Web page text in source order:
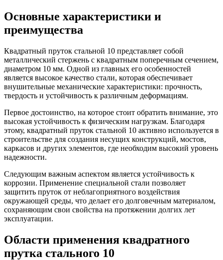
Квадрат
(пруток)
Лента
латунная
Лист
латунный
Труба
латунная
Шина
медная
Круг
медный
(пруток)
Лист
медный
Труба
медная
Круг
Олово,
Группы
Ванны и
товары
Фитинги
резьбовые
латунные
Фитинги
резьбовые
резьбовые
чугунные
Хомуты
стальные
Труба ВГП
Хомуты
Основные характеристики и
преимущества
Квадратный пруток стальной 10 представляет собой
металлический стержень с квадратным поперечным сечением,
диаметром 10 мм. Одной из главных его особенностей
является высокое качество стали, которая обеспечивает
внушительные механические характеристики: прочность,
твердость и устойчивость к различным деформациям.
Первое достоинство, на которое стоит обратить внимание, это
высокая устойчивость к физическим нагрузкам. Благодаря
этому, квадратный пруток стальной 10 активно используется в
строительстве для создания несущих конструкций, мостов,
каркасов и других элементов, где необходим высокий уровень
надежности.
Следующим важным аспектом является устойчивость к
коррозии. Применение специальной стали позволяет
защитить пруток от неблагоприятного воздействия
окружающей среды, что делает его долговечным материалом,
сохраняющим свои свойства на протяжении долгих лет
эксплуатации.
Области применения квадратного
прутка стального 10